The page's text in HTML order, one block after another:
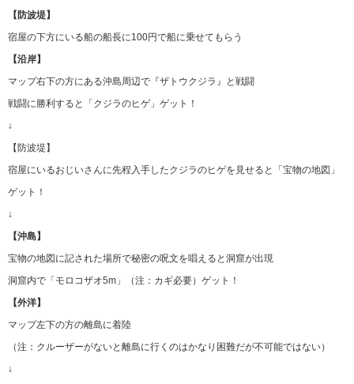
【防波堤】
宿屋の下方にいる船の船長に100円で船に乗せてもらう
【沿岸】
マップ右下の方にある沖島周辺で『ザトウクジラ』と戦闘
戦闘に勝利すると「クジラのヒゲ」ゲット！
↓
【防波堤】
宿屋にいるおじいさんに先程入手したクジラのヒゲを見せると「宝物の地図」
ゲット！
↓
【沖島】
宝物の地図に記された場所で秘密の呪文を唱えると洞窟が出現
洞窟内で「モロコザオ5m」（注：カギ必要）ゲット！
【外洋】
マップ左下の方の離島に着陸
（注：クルーザーがないと離島に行くのはかなり困難だが不可能ではない）
↓